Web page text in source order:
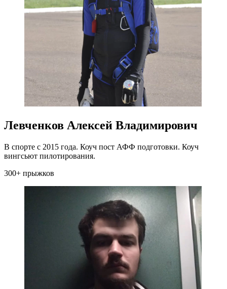
Левченков Алексей Владимирович
В спорте с 2015 года. Коуч пост АФФ подготовки. Коуч
вингсьют пилотирования.
300+ прыжков